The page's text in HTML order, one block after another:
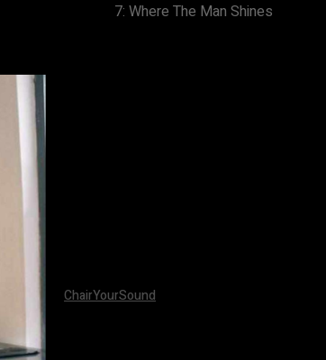
7: Where The Man Shines
ChairYourSound